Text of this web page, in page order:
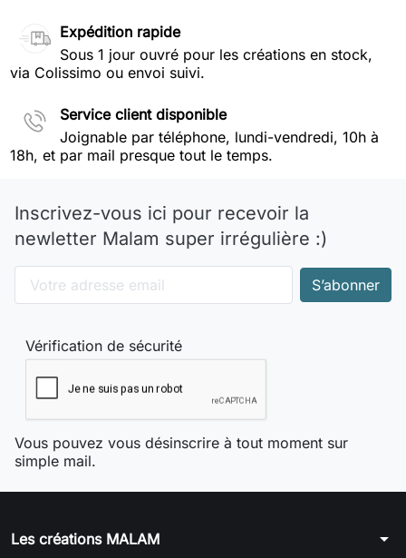
Expédition rapide
Sous 1 jour ouvré pour les créations en stock,
via Colissimo ou envoi suivi.
Service client disponible
Joignable par téléphone, lundi-vendredi, 10h à
18h, et par mail presque tout le temps.
Inscrivez-vous ici pour recevoir la
newletter Malam super irrégulière :)
Vérification de sécurité
Vous pouvez vous désinscrire à tout moment sur
simple mail.
Les créations MALAM arrow_drop_down